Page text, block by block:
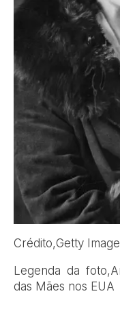
Crédito,Getty
Legenda da foto,
das Mães nos EUA